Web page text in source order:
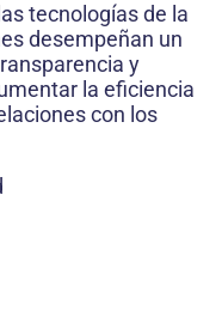
tecnologías de la
desempeñan un
y
la eficiencia
con los